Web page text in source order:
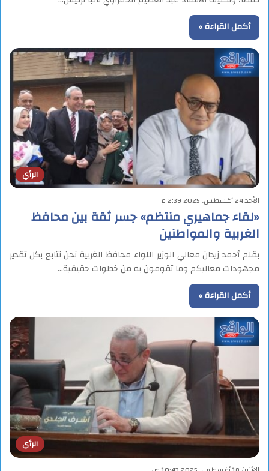
أكمل القراءة »
الرأي
الأحد,24 أغسطس, 2025 2:39 م
«لقاء جماهيري منتظم» جسر ثقة بين محافظ
الغربية والمواطنين
بقلم أحمد زيدان معالي الوزير اللواء محافظ الغربية نحن نتابع بكل تقدير
مجهودات معاليكم وما تقومون به من خطوات حقيقية…
أكمل القراءة »
الرأي